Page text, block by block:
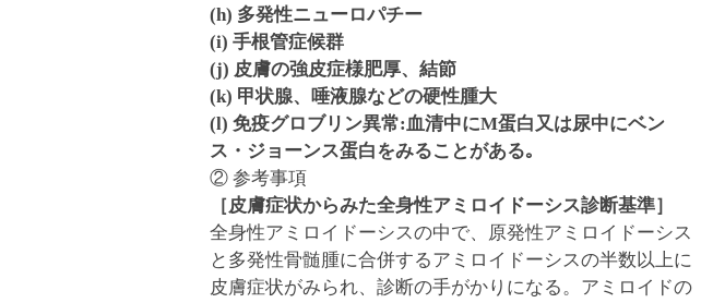
(h) 多発性ニューロパチー
(i) 手根管症候群
(j) 皮膚の強皮症様肥厚、結節
(k) 甲状腺、唾液腺などの硬性腫大
(l) 免疫グロブリン異常:血清中にM蛋白又は尿中にベン
ス・ジョーンス蛋白をみることがある｡
② 参考事項
［皮膚症状からみた全身性アミロイドーシス診断基準］
全身性アミロイドーシスの中で、原発性アミロイドーシス
と多発性骨髄腫に合併するアミロイドーシスの半数以上に
皮膚症状がみられ、診断の手がかりになる。アミロイドの